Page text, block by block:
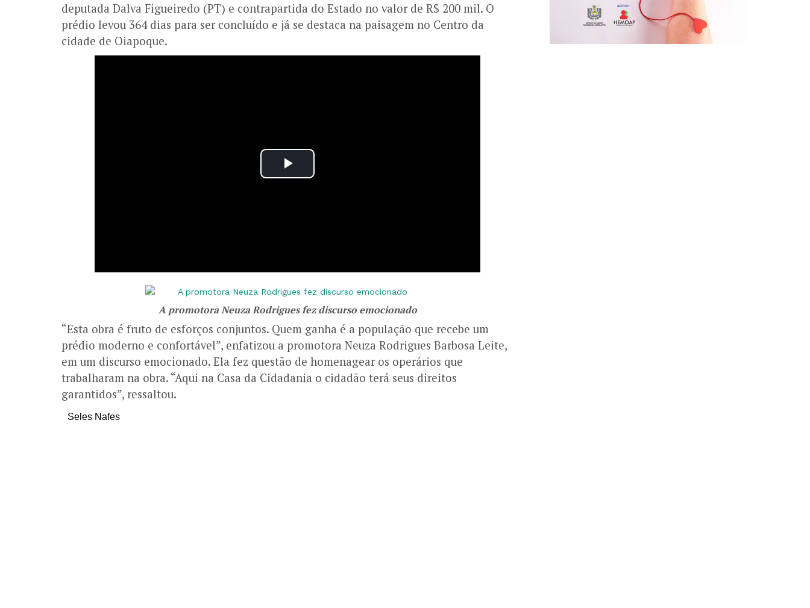
deputada Dalva Figueiredo (PT) e contrapartida do Estado no valor de R$ 200 mil. O
prédio levou 364 dias para ser concluído e já se destaca na paisagem no Centro da
cidade de Oiapoque.
A promotora Neuza Rodrigues fez discurso emocionado
“Esta obra é fruto de esforços conjuntos. Quem ganha é a população que recebe um
prédio moderno e confortável”, enfatizou a promotora Neuza Rodrigues Barbosa Leite,
em um discurso emocionado. Ela fez questão de homenagear os operários que
trabalharam na obra. “Aqui na Casa da Cidadania o cidadão terá seus direitos
garantidos”, ressaltou.
Seles Nafes